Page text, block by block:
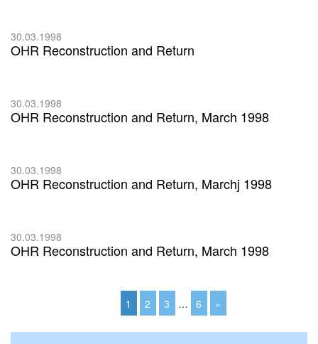
30.03.1998
OHR Reconstruction and Return
30.03.1998
OHR Reconstruction and Return, March 1998
30.03.1998
OHR Reconstruction and Return, Marchj 1998
30.03.1998
OHR Reconstruction and Return, March 1998
1 2 3 … 6 »